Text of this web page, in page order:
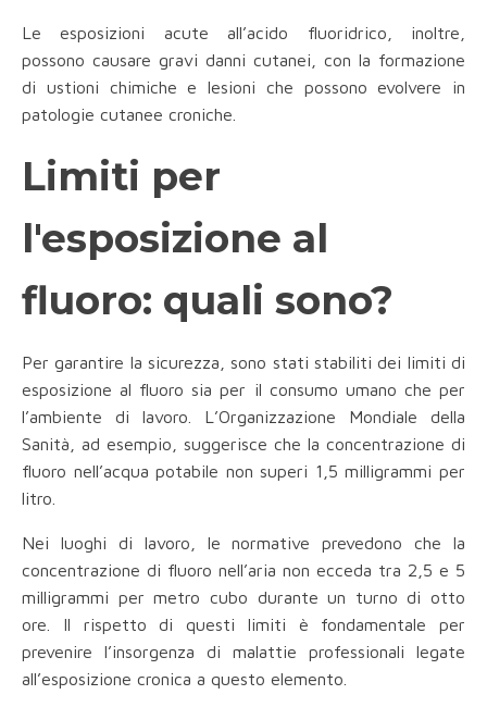
Le esposizioni acute all’acido fluoridrico, inoltre,
possono causare gravi danni cutanei, con la formazione
di ustioni chimiche e lesioni che possono evolvere in
patologie cutanee croniche.
Limiti per
l'esposizione al
fluoro: quali sono?
Per garantire la sicurezza, sono stati stabiliti dei limiti di
esposizione al fluoro sia per il consumo umano che per
l’ambiente di lavoro. L’Organizzazione Mondiale della
Sanità, ad esempio, suggerisce che la concentrazione di
fluoro nell’acqua potabile non superi 1,5 milligrammi per
litro.
Nei luoghi di lavoro, le normative prevedono che la
concentrazione di fluoro nell’aria non ecceda tra 2,5 e 5
milligrammi per metro cubo durante un turno di otto
ore. Il rispetto di questi limiti è fondamentale per
prevenire l’insorgenza di malattie professionali legate
all’esposizione cronica a questo elemento.